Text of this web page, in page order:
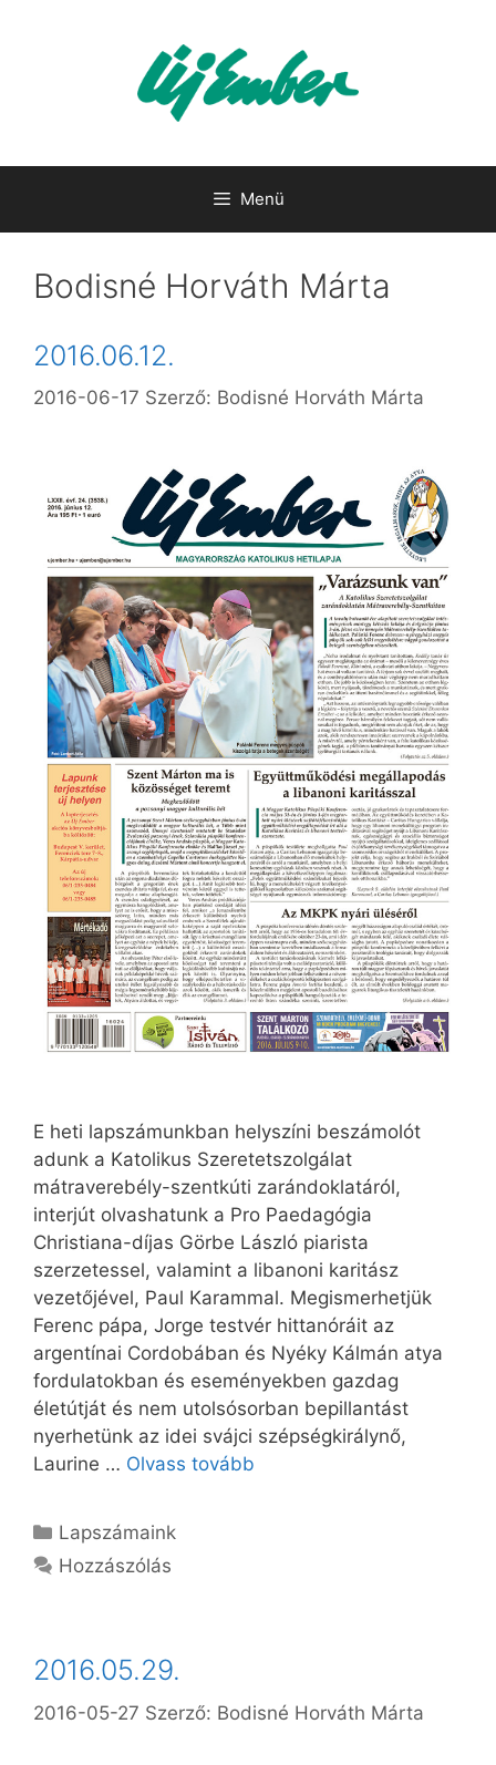
Menü
Bodisné Horváth Márta
2016.06.12.
2016-06-17 Szerző: Bodisné Horváth Márta
E heti lapszámunkban helyszíni beszámolót
adunk a Katolikus Szeretetszolgálat
mátraverebély-szentkúti zarándoklatáról,
interjút olvashatunk a Pro Paedagógia
Christiana-díjas Görbe László piarista
szerzetessel, valamint a libanoni karitász
vezetőjével, Paul Karammal. Megismerhetjük
Ferenc pápa, Jorge testvér hittanóráit az
argentínai Cordobában és Nyéky Kálmán atya
fordulatokban és eseményekben gazdag
életútját és nem utolsósorban bepillantást
nyerhetünk az idei svájci szépségkirálynő,
Laurine … Olvass tovább
Kategória
Lapszámaink
Hozzászólás
2016.05.29.
2016-05-27 Szerző: Bodisné Horváth Márta